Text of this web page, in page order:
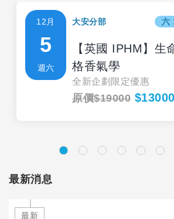
12月
5
週六
大安分部 六
【英國 IPHM】生
格香氣學
全新企劃限定優惠
原價$19000 $13000
最新消息
最新